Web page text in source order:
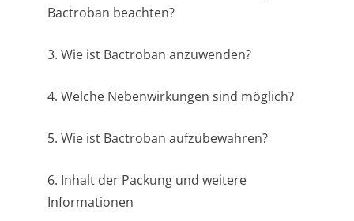
Bactroban beachten?
3. Wie ist Bactroban anzuwenden?
4. Welche Nebenwirkungen sind möglich?
5. Wie ist Bactroban aufzubewahren?
6. Inhalt der Packung und weitere
Informationen